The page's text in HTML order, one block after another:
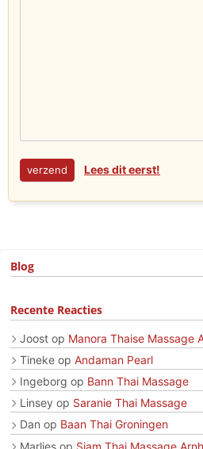
Lees dit eerst!
Blog
Recente Reacties
Joost op Manora Thaise Massage
Tineke op Andaman Pearl
Ingeborg op Bann Thai Massage
Linsey op Saranie Thai Massage
Dan op Baan Thai Groningen
Marlies op Siam Thai Massage